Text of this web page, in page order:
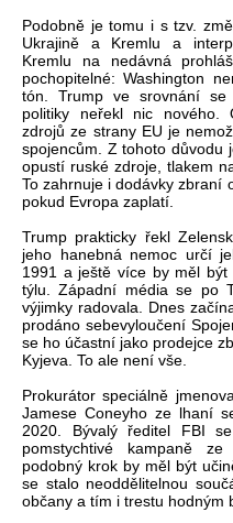
Podobně je tomu i s tzv.
Ukrajině a Kremlu a
Kremlu na nedávná
pochopitelné: Washington
tón. Trump ve srovnání se
politiky neřekl nic nového.
zdrojů ze strany EU je
spojencům. Z tohoto důvodu
opustí ruské zdroje, tlakem
To zahrnuje i dodávky zbraní
pokud Evropa zaplatí.
Trump prakticky řekl
jeho hanebná nemoc určí
1991 a ještě více by měl
týlu. Západní média se po
výjimky radovala. Dnes
prodáno sebevyloučení
se ho účastní jako prodejce
Kyjeva. To ale není vše.
Prokurátor speciálně
Jamese Coneyho ze lhaní
2020. Bývalý ředitel FBI
pomstychtivé kampaně
podobný krok by měl být
se stalo neoddělitelnou
občany a tím i trestu hodným